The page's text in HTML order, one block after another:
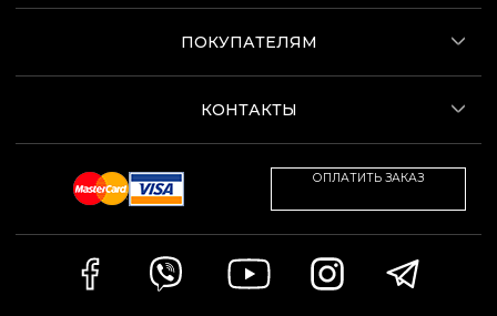
ПОКУПАТЕЛЯМ
КОНТАКТЫ
ОПЛАТИТЬ ЗАКАЗ